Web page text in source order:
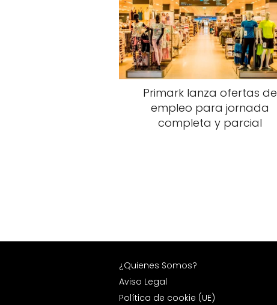
Primark lanza ofertas de
empleo para jornada
completa y parcial
¿Quienes Somos?
Aviso Legal
Política de cookie (UE)